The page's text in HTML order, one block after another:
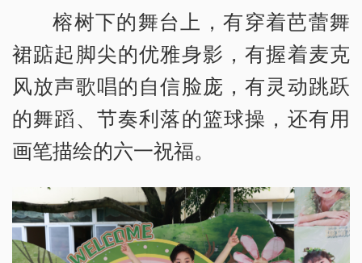
榕树下的舞台上，有穿着芭蕾舞
裙踮起脚尖的优雅身影，有握着麦克
风放声歌唱的自信脸庞，有灵动跳跃
的舞蹈、节奏利落的篮球操，还有用
画笔描绘的六一祝福。